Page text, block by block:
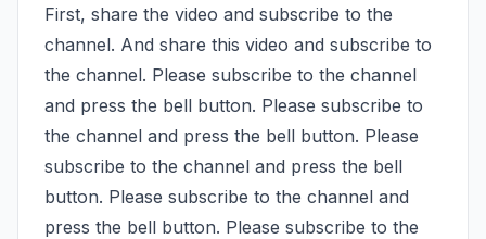
First, share the video and subscribe to the
channel. And share this video and subscribe to
the channel. Please subscribe to the channel
and press the bell button. Please subscribe to
the channel and press the bell button. Please
subscribe to the channel and press the bell
button. Please subscribe to the channel and
press the bell button. Please subscribe to the